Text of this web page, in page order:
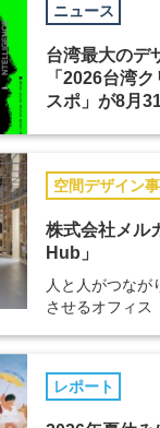
ニュース
台湾最大のデ
「2026台湾
スポ」が8月
空間デザイン
株式会社メル
Hub」
人と人がつなが
させるオフィス
レポート